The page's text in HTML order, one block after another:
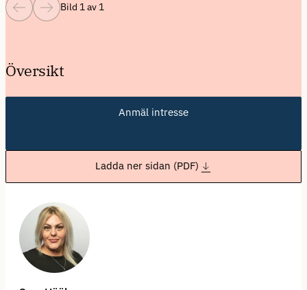
Bild 1 av 1
Översikt
Anmäl intresse
Ladda ner sidan (PDF)